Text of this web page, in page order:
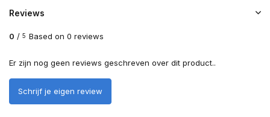
Reviews
0 / 5 Based on 0 reviews
Er zijn nog geen reviews geschreven over dit product..
Schrijf je eigen review